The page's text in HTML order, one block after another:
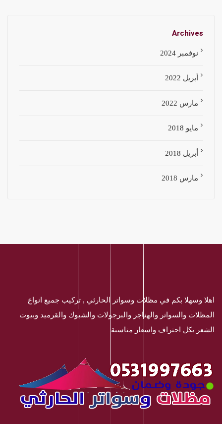
Archives
نوفمبر 2024
أبريل 2022
مارس 2022
مايو 2018
أبريل 2018
مارس 2018
اهلا وسهلا بكم في مظلات وسواتر الحارثي , تركيب جميع انواع
المظلات والسواتر والهناجر والبرجولات والشبوك والقرميد وبيوت
الشعر بكل احتراف واسعار مناسبة